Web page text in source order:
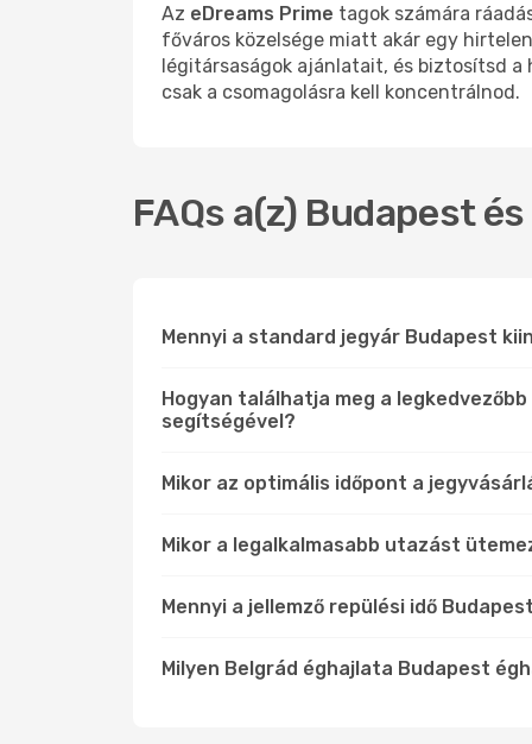
Az eDreams Prime tagok számára
főváros közelsége miatt akár egy
légitársaságok ajánlatait, és biztosítsd a
csak a csomagolásra kell koncentrálnod.
FAQs a(z) Budapest
Mennyi a standard jegyár Budapest
Hogyan találhatja meg a
segítségével?
Mikor az optimális időpont a
Mikor a legalkalmasabb utazást
Mennyi a jellemző repülési idő
Milyen Belgrád éghajlata Budapest